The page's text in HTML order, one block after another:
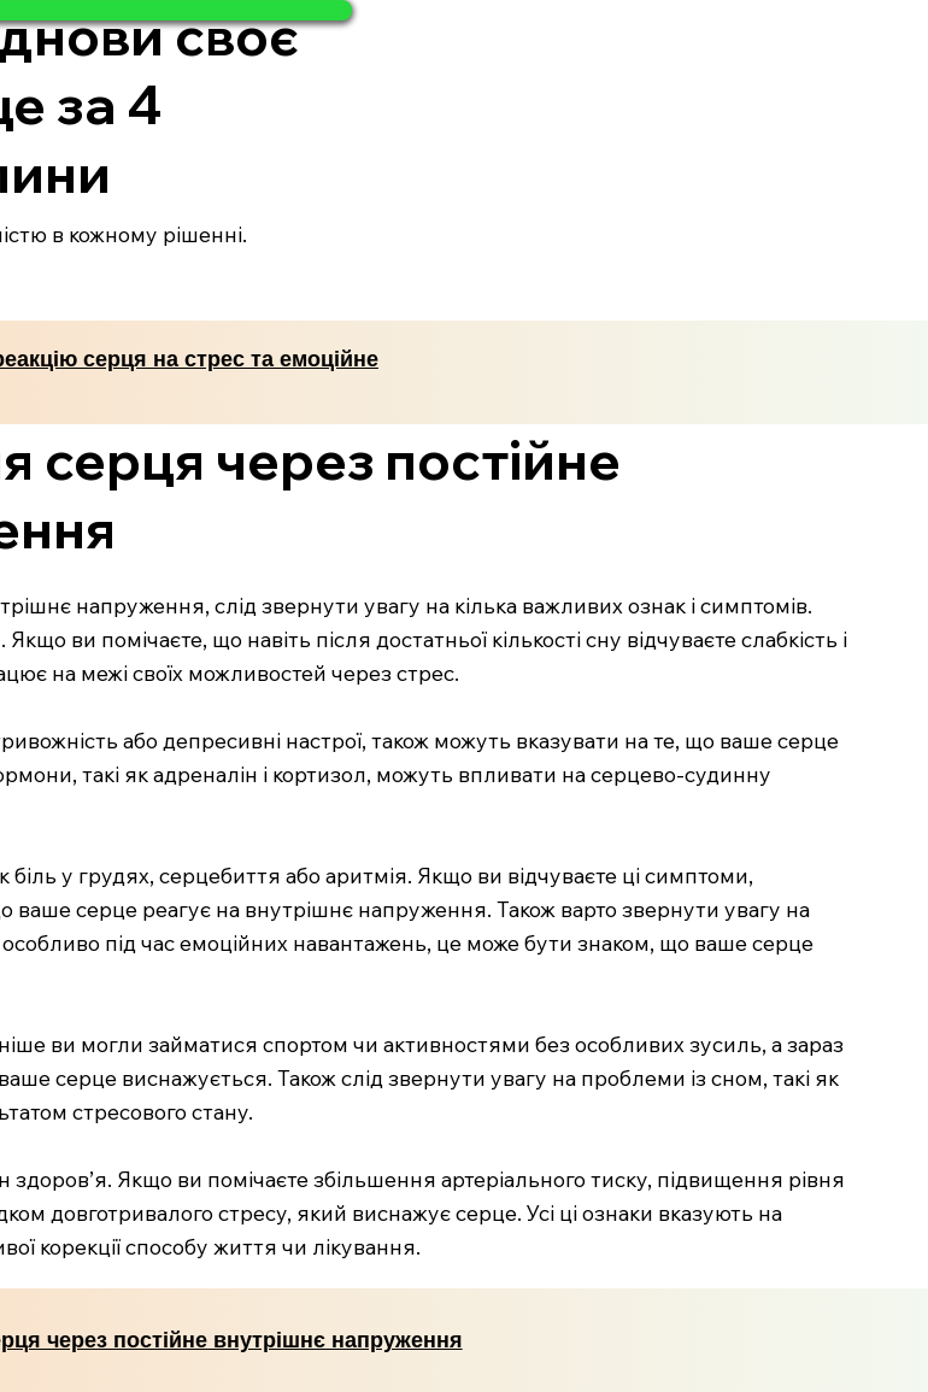
своє
за 4
в кожному рішенні.
серця на стрес та емоційне
серця через постійне
напруження, слід звернути увагу на кілька важливих ознак і симптомів.
ви помічаєте, що навіть після достатньої кількості сну відчуваєте слабкість і
на межі своїх можливостей через стрес.
або депресивні настрої, також можуть вказувати на те, що ваше серце
такі як адреналін і кортизол, можуть впливати на серцево-судинну
у грудях, серцебиття або аритмія. Якщо ви відчуваєте ці симптоми,
ваше серце реагує на внутрішнє напруження. Також варто звернути увагу на
під час емоційних навантажень, це може бути знаком, що ваше серце
ви могли займатися спортом чи активностями без особливих зусиль, а зараз
серце виснажується. Також слід звернути увагу на проблеми із сном, такі як
стресового стану.
Якщо ви помічаєте збільшення артеріального тиску, підвищення рівня
довготривалого стресу, який виснажує серце. Усі ці ознаки вказують на
корекції способу життя чи лікування.
через постійне внутрішнє напруження